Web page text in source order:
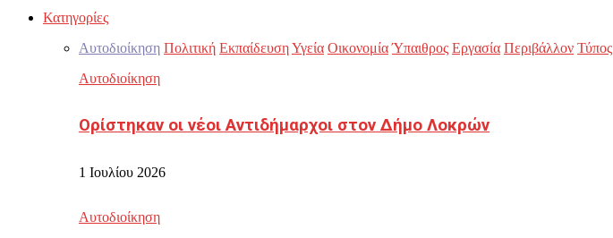
Κατηγορίες
Αυτοδιοίκηση Πολιτική ΕκπαίδευσηΥγεία Οικονομία Ύπαιθρος Εργασία Περιβάλλον Τύπος
Αυτοδιοίκηση
Ορίστηκαν οι νέοι Αντιδήμαρχοι στον Δήμο Λοκρών
1 Ιουλίου 2026
Αυτοδιοίκηση